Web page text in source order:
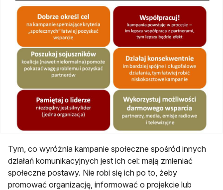
Tym, co wyróżnia kampanie społeczne spośród innych
działań komunikacyjnych jest ich cel: mają zmieniać
społeczne postawy. Nie robi się ich po to, żeby
promować organizację, informować o projekcie lub